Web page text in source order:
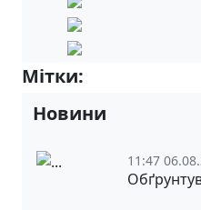
Мітки:
Новини
11:47